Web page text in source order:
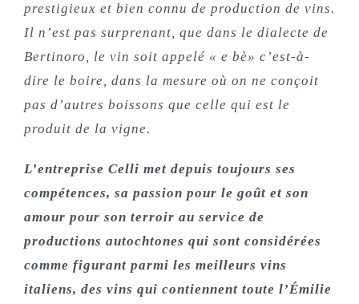
prestigieux et bien connu de production de vins.
Il n’est pas surprenant, que dans le dialecte de
Bertinoro, le vin soit appelé « e bè» c’est-à-
dire le boire, dans la mesure où on ne conçoit
pas d’autres boissons que celle qui est le
produit de la vigne.
L’entreprise Celli met depuis toujours ses
compétences, sa passion pour le goût et son
amour pour son terroir au service de
productions autochtones qui sont considérées
comme figurant parmi les meilleurs vins
italiens, des vins qui contiennent toute l’Émilie